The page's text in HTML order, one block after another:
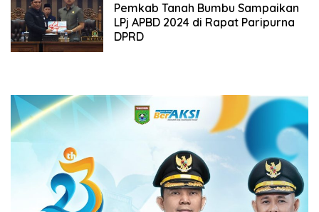
Pemkab Tanah Bumbu Sampaikan
LPj APBD 2024 di Rapat Paripurna
DPRD